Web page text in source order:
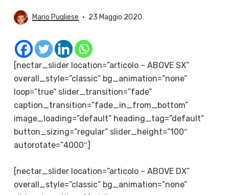
Mario Pugliese 23 Maggio 2020
[nectar_slider location=”articolo – ABOVE SX”
overall_style=”classic” bg_animation=”none”
loop=”true” slider_transition=”fade”
caption_transition=”fade_in_from_bottom”
image_loading=”default” heading_tag=”default”
button_sizing=”regular” slider_height=”100″
autorotate=”4000″]
[nectar_slider location=”articolo – ABOVE DX”
overall_style=”classic” bg_animation=”none”